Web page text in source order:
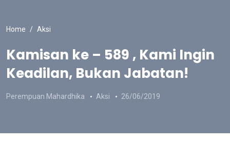
Home Aksi
Kamisan ke – 589 , Kami Ingin
Keadilan, Bukan Jabatan!
Perempuan Mahardhika Aksi 26/06/2019